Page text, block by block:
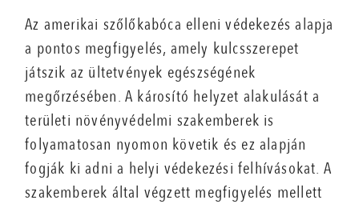
Az amerikai szőlőkabóca elleni védekezés alapja
a pontos megfigyelés, amely kulcsszerepet
játszik az ültetvények egészségének
megőrzésében. A károsító helyzet alakulását a
területi növényvédelmi szakemberek is
folyamatosan nyomon követik és ez alapján
fogják ki adni a helyi védekezési felhívásokat. A
szakemberek által végzett megfigyelés mellett